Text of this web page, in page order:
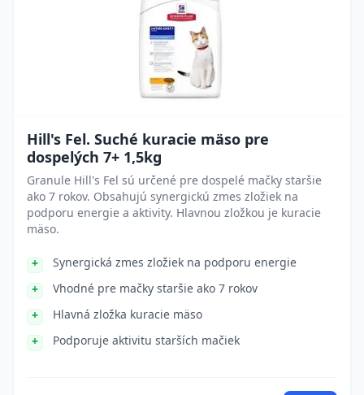
Hill's Fel. Suché kuracie mäso pre
dospelých 7+ 1,5kg
Granule Hill's Fel sú určené pre dospelé mačky staršie
ako 7 rokov. Obsahujú synergickú zmes zložiek na
podporu energie a aktivity. Hlavnou zložkou je kuracie
mäso.
Synergická zmes zložiek na podporu energie
Vhodné pre mačky staršie ako 7 rokov
Hlavná zložka kuracie mäso
Podporuje aktivitu starších mačiek